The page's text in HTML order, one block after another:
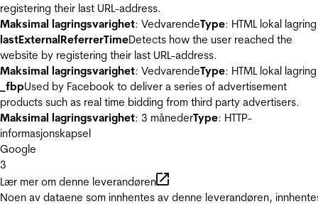
registering their last URL-address.
Maksimal lagringsvarighet: VedvarendeType: HTML lokal lagring
lastExternalReferrerTimeDetects how the user reached the
website by registering their last URL-address.
Maksimal lagringsvarighet: VedvarendeType: HTML lokal lagring
_fbpUsed by Facebook to deliver a series of advertisement
products such as real time bidding from third party advertisers.
Maksimal lagringsvarighet: 3 månederType: HTTP-
informasjonskapsel
Google
3
Lær mer om denne leverandøren
Noen av dataene som innhentes av denne leverandøren,